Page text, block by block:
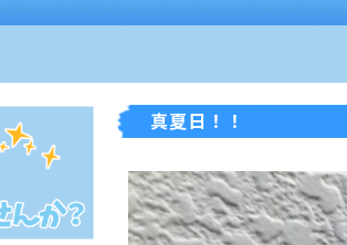
真夏日！！